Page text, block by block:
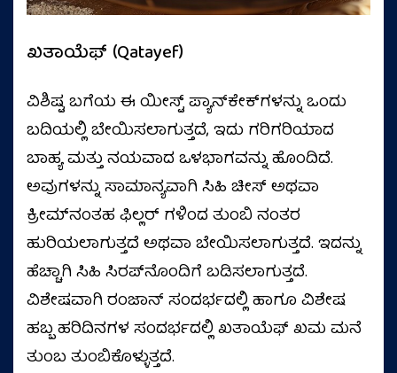
ಖತಾಯೆಫ್ (Qatayef)
ವಿಶಿಷ್ಟ ಬಗೆಯ ಈ ಯೀಸ್ಟ್ ಪ್ಯಾನ್‌ಕೇಕ್‌ಗಳನ್ನು ಒಂದು
ಬದಿಯಲ್ಲಿ ಬೇಯಿಸಲಾಗುತ್ತದೆ, ಇದು ಗರಿಗರಿಯಾದ
ಬಾಹ್ಯ ಮತ್ತು ನಯವಾದ ಒಳಭಾಗವನ್ನು ಹೊಂದಿದೆ.
ಅವುಗಳನ್ನು ಸಾಮಾನ್ಯವಾಗಿ ಸಿಹಿ ಚೀಸ್ ಅಥವಾ
ಕ್ರೀಮ್‌ನಂತಹ ಫಿಲ್ಲರ್‌ ಗಳಿಂದ ತುಂಬಿ ನಂತರ
ಹುರಿಯಲಾಗುತ್ತದೆ ಅಥವಾ ಬೇಯಿಸಲಾಗುತ್ತದೆ. ಇದನ್ನು
ಹೆಚ್ಚಾಗಿ ಸಿಹಿ ಸಿರಪ್‌ನೊಂದಿಗೆ ಬಡಿಸಲಾಗುತ್ತದೆ.
ವಿಶೇಷವಾಗಿ ರಂಜಾನ್ ಸಂದರ್ಭದಲ್ಲಿ ಹಾಗೂ ವಿಶೇಷ
ಹಬ್ಬ ಹರಿದಿನಗಳ ಸಂದರ್ಭದಲ್ಲಿ ಖತಾಯೆಫ್ ಖಮ ಮನೆ
ತುಂಬ ತುಂಬಿಕೊಳ್ಳುತ್ತದೆ.